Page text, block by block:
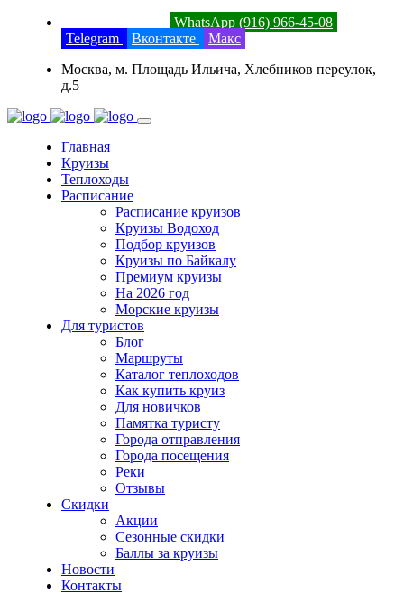
WhatsApp (916) 966-45-08
Telegram
Вконтакте
Макс
Москва, м. Площадь Ильича, Хлебников переулок,
д.5
Главная
Круизы
Теплоходы
Расписание
Расписание круизов
Круизы Водоход
Подбор круизов
Круизы по Байкалу
Премиум круизы
На 2026 год
Морские круизы
Для туристов
Блог
Маршруты
Каталог теплоходов
Как купить круиз
Для новичков
Памятка туристу
Города отправления
Города посещения
Реки
Отзывы
Скидки
Акции
Сезонные скидки
Баллы за круизы
Новости
Контакты